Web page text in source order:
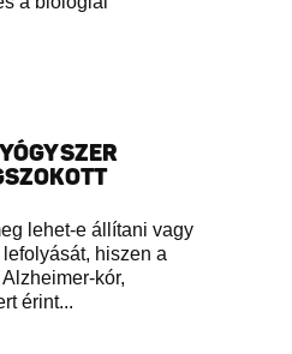
lehet-e állítani vagy
hiszen a
kór,
érint...